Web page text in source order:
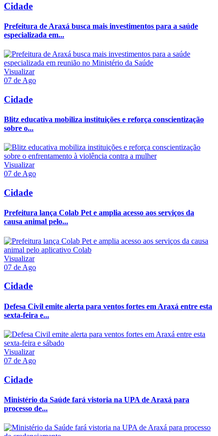
Cidade
Prefeitura de Araxá busca mais investimentos para a saúde
especializada em...
Visualizar
07 de Ago
Cidade
Blitz educativa mobiliza instituições e reforça conscientização
sobre o...
Visualizar
07 de Ago
Cidade
Prefeitura lança Colab Pet e amplia acesso aos serviços da
causa animal pelo...
Visualizar
07 de Ago
Cidade
Defesa Civil emite alerta para ventos fortes em Araxá entre esta
sexta-feira e...
Visualizar
07 de Ago
Cidade
Ministério da Saúde fará vistoria na UPA de Araxá para
processo de...